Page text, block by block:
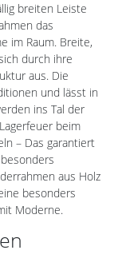
breiten Leiste
das
im Raum. Breite,
durch ihre
aus. Die
und lässt in
ins Tal der
beim
– Das garantiert
aus Holz
besonders
Moderne.